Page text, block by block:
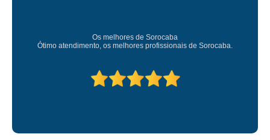
Super recomendo!
Amei o atendimento. Preco super bom. Superou minhas
Deixou o meu bem super arrumadinhooo recomendo!